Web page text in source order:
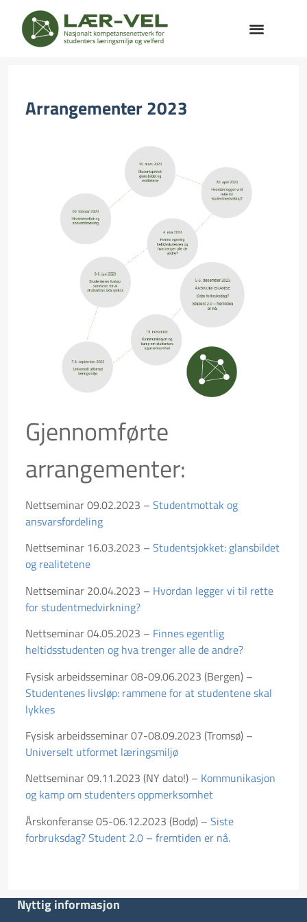
Arrangementer 2023
Gjennomførte
arrangementer:
Nettseminar 09.02.2023 – Studentmottak og
ansvarsfordeling
Nettseminar 16.03.2023 – Studentsjokket: glansbildet
og realitetene
Nettseminar 20.04.2023 – Hvordan legger vi til rette
for studentmedvirkning?
Nettseminar 04.05.2023 – Finnes egentlig
heltidsstudenten og hva trenger alle de andre?
Fysisk arbeidsseminar 08-09.06.2023 (Bergen) –
Studentenes livsløp: rammene for at studentene skal
lykkes
Fysisk arbeidsseminar 07-08.09.2023 (Tromsø) –
Universelt utformet læringsmiljø
Nettseminar 09.11.2023 (NY dato!) – Kommunikasjon
og kamp om studenters oppmerksomhet
Årskonferanse 05-06.12.2023 (Bodø) – Siste
forbruksdag? Student 2.0 – fremtiden er nå.
Nyttig informasjon